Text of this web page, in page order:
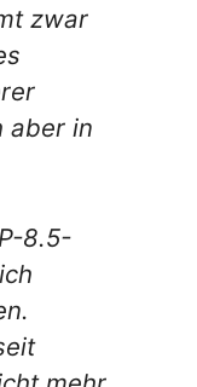
zwar
aber in
8.5-